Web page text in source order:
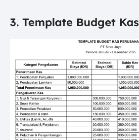
3. Template Budget Kas